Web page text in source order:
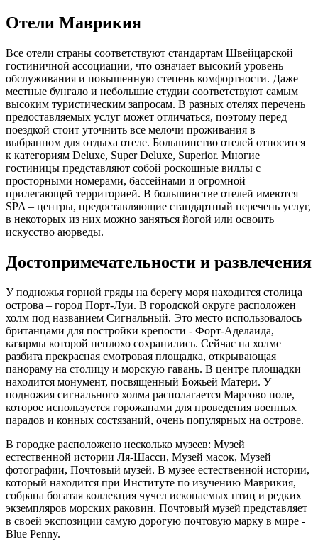
Отели Маврикия
Все отели страны соответствуют стандартам Швейцарской
гостиничной ассоциации, что означает высокий уровень
обслуживания и повышенную степень комфортности. Даже
местные бунгало и небольшие студии соответствуют самым
высоким туристическим запросам. В разных отелях перечень
предоставляемых услуг может отличаться, поэтому перед
поездкой стоит уточнить все мелочи проживания в
выбранном для отдыха отеле. Большинство отелей относится
к категориям Deluxe, Super Deluxe, Superior. Многие
гостиницы представляют собой роскошные виллы с
просторными номерами, бассейнами и огромной
прилегающей территорией. В большинстве отелей имеются
SPA – центры, предоставляющие стандартный перечень услуг,
в некоторых из них можно заняться йогой или освоить
искусство аюрведы.
Достопримечательности и развлечения
У подножья горной гряды на берегу моря находится столица
острова – город Порт-Луи. В городской округе расположен
холм под названием Сигнальный. Это место использовалось
британцами для постройки крепости - Форт-Аделаида,
казармы которой неплохо сохранились. Сейчас на холме
разбита прекрасная смотровая площадка, открывающая
панораму на столицу и морскую гавань. В центре площадки
находится монумент, посвященный Божьей Матери. У
подножия сигнального холма располагается Марсово поле,
которое используется горожанами для проведения военных
парадов и конных состязаний, очень популярных на острове.
В городке расположено несколько музеев: Музей
естественной истории Ля-Шасси, Музей масок, Музей
фотографии, Почтовый музей. В музее естественной истории,
который находится при Институте по изучению Маврикия,
собрана богатая коллекция чучел ископаемых птиц и редких
экземпляров морских раковин. Почтовый музей представляет
в своей экспозиции самую дорогую почтовую марку в мире -
Blue Penny.